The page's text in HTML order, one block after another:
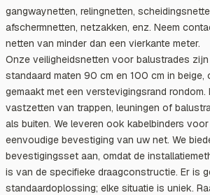
gangwaynetten, relingnetten,
afschermnetten, netzakken, enz. Neem
netten van minder dan een vierkante meter.
Onze veiligheidsnetten voor balustrades
standaard maten 90 cm en 100 cm in beige,
gemaakt met een verstevigingsrand
vastzetten van trappen, leuningen of
als buiten. We leveren ook kabelbinders
eenvoudige bevestiging van uw net. We
bevestigingsset aan, omdat de
is van de specifieke draagconstructie. Er is
standaardoplossing; elke situatie is uniek.